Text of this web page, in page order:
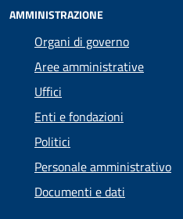
AMMINISTRAZIONE
Organi di governo
Aree amministrative
Uffici
Enti e fondazioni
Politici
Personale amministrativo
Documenti e dati